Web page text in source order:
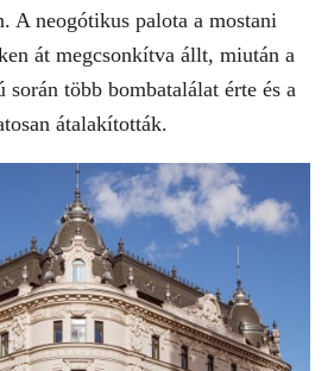
A neogótikus palota a mostani
át megcsonkítva állt, miután a
több bombatalálat érte és a
átalakították.